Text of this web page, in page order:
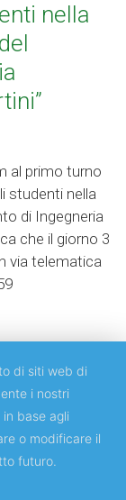
nella
al primo turno
studenti nella
di Ingegneria
che il giorno 3
via telematica
di siti web di
i nostri
base agli
o modificare il
futuro.